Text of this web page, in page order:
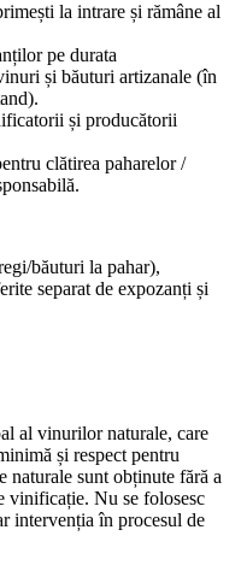
la intrare și rămâne al
pe durata
și băuturi artizanale (în
și producătorii
clătirea paharelor /
băuturi la pahar),
separat de expozanți și
al vinurilor naturale, care
și respect pentru
naturale sunt obținute fără a
vinificație. Nu se folosesc
intervenția în procesul de